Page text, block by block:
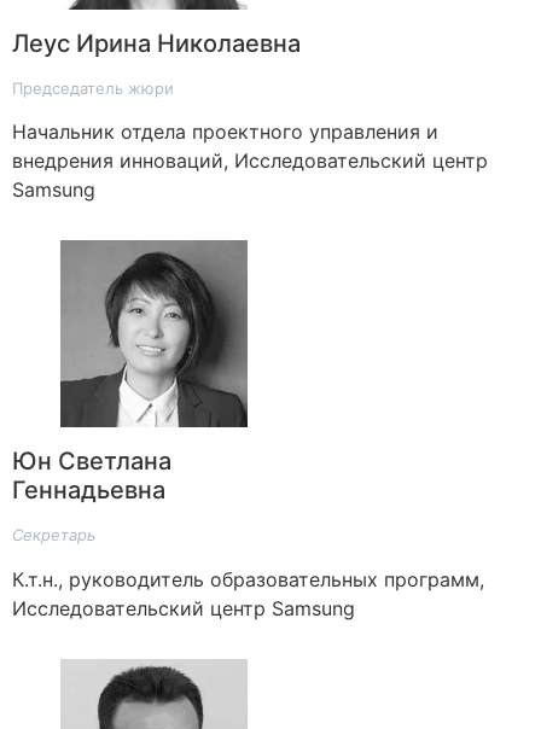
Леус Ирина Николаевна
Председатель жюри
Начальник отдела проектного управления и
внедрения инноваций, Исследовательский центр
Samsung
Юн Светлана
Геннадьевна
Секретарь
К.т.н., руководитель образовательных программ,
Исследовательский центр Samsung